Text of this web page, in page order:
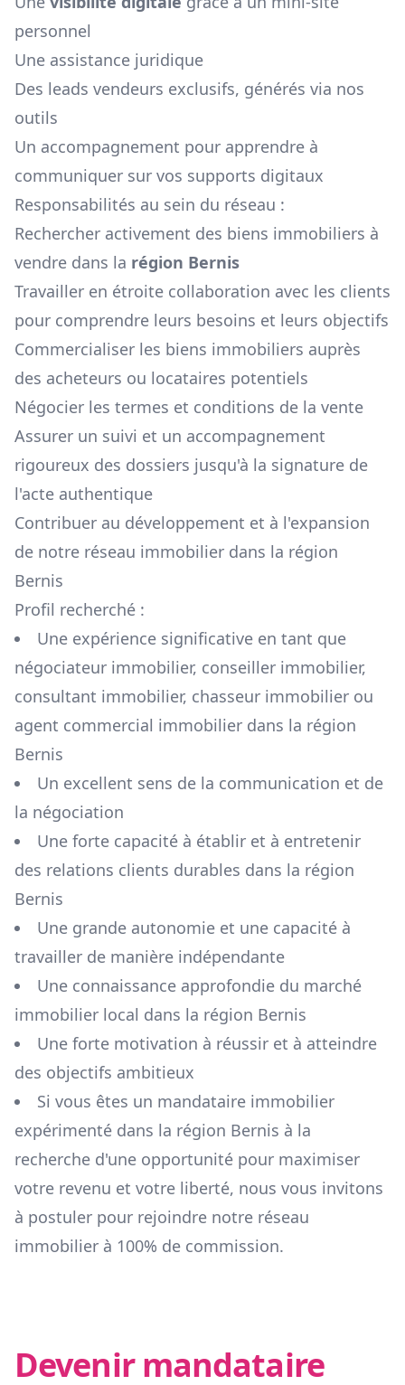
personnel
Une assistance juridique
Des leads vendeurs exclusifs, générés via nos
outils
Un accompagnement pour apprendre à
communiquer sur vos supports digitaux
Responsabilités au sein du réseau :
Rechercher activement des biens immobiliers à
vendre dans la région Bernis
Travailler en étroite collaboration avec les clients
pour comprendre leurs besoins et leurs objectifs
Commercialiser les biens immobiliers auprès
des acheteurs ou locataires potentiels
Négocier les termes et conditions de la vente
Assurer un suivi et un accompagnement
rigoureux des dossiers jusqu'à la signature de
l'acte authentique
Contribuer au développement et à l'expansion
de notre réseau immobilier dans la région
Bernis
Profil recherché :
Une expérience significative en tant que
négociateur immobilier, conseiller immobilier,
consultant immobilier, chasseur immobilier ou
agent commercial immobilier dans la région
Bernis
Un excellent sens de la communication et de
la négociation
Une forte capacité à établir et à entretenir
des relations clients durables dans la région
Bernis
Une grande autonomie et une capacité à
travailler de manière indépendante
Une connaissance approfondie du marché
immobilier local dans la région Bernis
Une forte motivation à réussir et à atteindre
des objectifs ambitieux
Si vous êtes un mandataire immobilier
expérimenté dans la région Bernis à la
recherche d'une opportunité pour maximiser
votre revenu et votre liberté, nous vous invitons
à postuler pour rejoindre notre réseau
immobilier à 100% de commission.
Devenir mandataire